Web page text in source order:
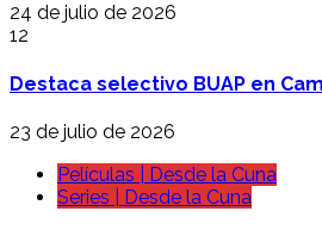
24 de julio de 2026
12
Destaca selectivo BUAP en
23 de julio de 2026
Películas | Desde la Cuna
Series | Desde la Cuna